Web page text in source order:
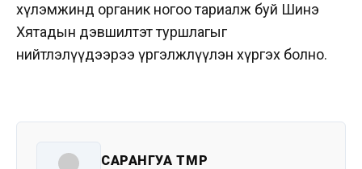
хүлэмжинд органик ногоо тариалж буй Шинэ
Хятадын дэвшилтэт туршлагыг
нийтлэлүүдээрээ үргэлжлүүлэн хүргэх болно.
САРАНГУА ТӨМӨР